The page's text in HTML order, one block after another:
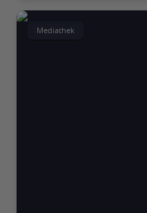
Mediathek